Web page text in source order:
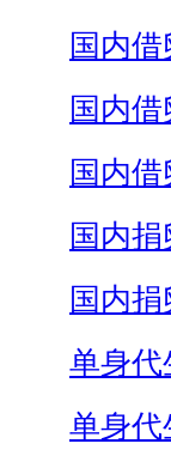
国内
国内
国内借
国内
国内
单身代
单身代